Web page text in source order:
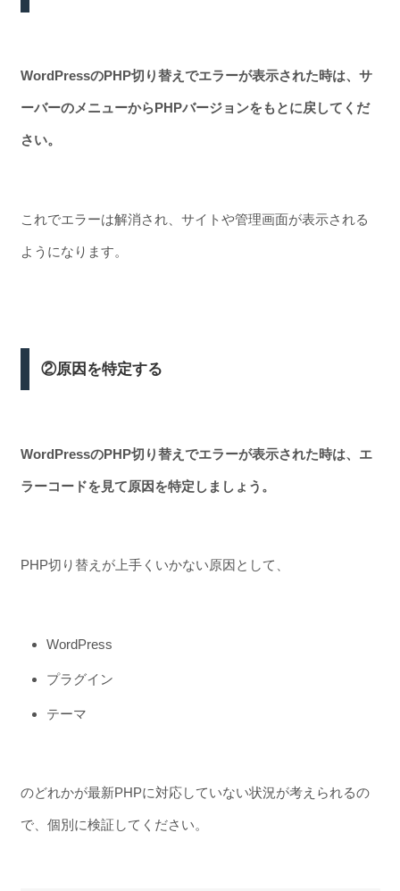
WordPressのPHP切り替えでエラーが表示された時は、サ
ーバーのメニューからPHPバージョンをもとに戻してくだ
さい。
これでエラーは解消され、サイトや管理画面が表示される
ようになります。
②原因を特定する
WordPressのPHP切り替えでエラーが表示された時は、エ
ラーコードを見て原因を特定しましょう。
PHP切り替えが上手くいかない原因として、
WordPress
プラグイン
テーマ
のどれかが最新PHPに対応していない状況が考えられるの
で、個別に検証してください。